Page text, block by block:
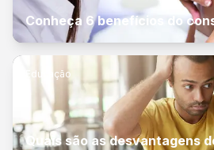
Conheça 6 benefícios do
Educação
Quais são as desvantagens